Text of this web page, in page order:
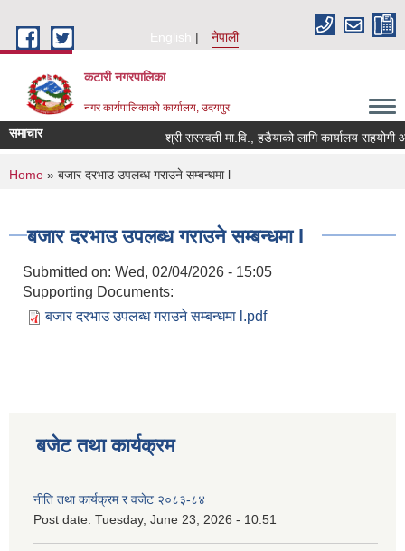
English
नेपाली
कटारी नगरपालिका
नगर कार्यपालिकाको कार्यालय, उदयपुर
समाचार श्री सरस्वती मा.वि., हडैयाको लागि कार्यालय सहयोगी
You are here
Home » बजार दरभाउ उपलब्ध गराउने सम्बन्धमा l
बजार दरभाउ उपलब्ध गराउने सम्बन्धमा l
Submitted on: Wed, 02/04/2026 - 15:05
Supporting Documents:
बजार दरभाउ उपलब्ध गराउने सम्बन्धमा l.pdf
बजेट तथा कार्यक्रम
नीति तथा कार्यक्रम र वजेट २०८३-८४
Post date: Tuesday, June 23, 2026 - 10:51